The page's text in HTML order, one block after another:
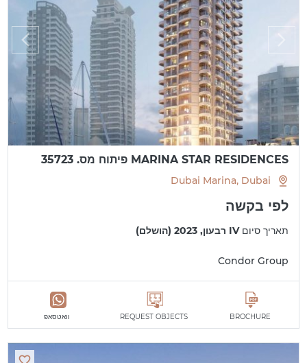
MARINA STAR RESIDENCES פיתוח מס. 35723
Dubai Marina, Dubai
לפי בקשה
תאריך סיוםIV רבעון, 2023 (הושלם)
Condor Group
BROCHURE
REQUEST OBJECTS וואטסאפ